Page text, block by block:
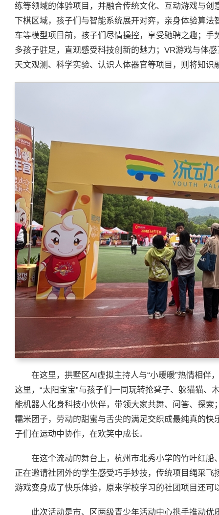
练等领域的体验项目，并融合传统文化、互动游戏与创
下棋区域，孩子们与智能系统展开对弈，亲身体验算
车等模型项目前，孩子们尽情操控，享受驰骋之趣；
多孩子驻足，直观感受科技创新的魅力；VR游戏与体
天文观测、科学实验、认识人体器官等项目，则将知识
在这里，拱墅区AI虚拟主持人与“小暖暖”热情相伴
这里，“太阳宝宝”与孩子们一同玩转抢凳子、躲猫猫、
能机器人化身科技小伙伴，带领大家共舞、问答、探
糯米团子，劳动的甜蜜与舌尖的满足交织成最纯真的
子们在运动中协作，在欢笑中成长。
在这个流动的舞台上，杭州市北秀小学的竹叶红
正在邀请社团外的学生感受巧手妙技，传统项目绳采
游戏变身成了快乐体验，原来学校学习的社团项目还可
此次活动是市、区两级青少年活动中心携手推动优